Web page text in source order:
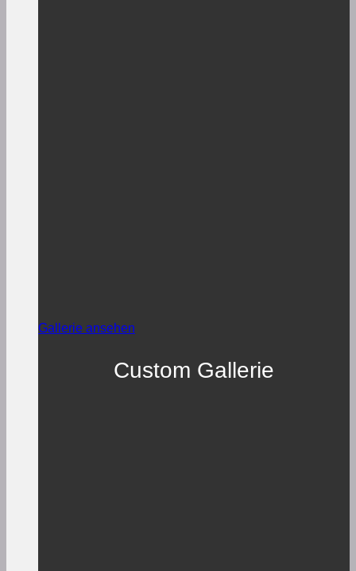
Gallerie ansehen
Custom Gallerie